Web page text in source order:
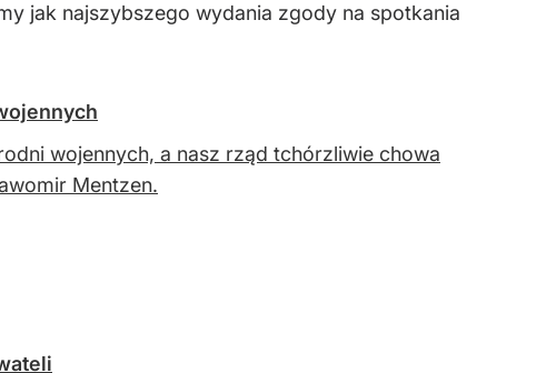
jak najszybszego wydania zgody na spotkania
wojennych, a nasz rząd tchórzliwie chowa
Mentzen.